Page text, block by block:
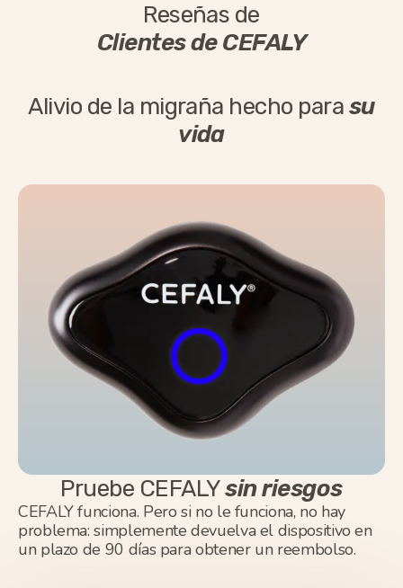
Reseñas de
Clientes de CEFALY
Alivio de la migraña hecho parasu
vida
Pruebe CEFALYsin riesgos
CEFALY funciona. Pero si no le funciona, no hay
problema: simplemente devuelva el dispositivo en
un plazo de 90 días para obtener un reembolso.